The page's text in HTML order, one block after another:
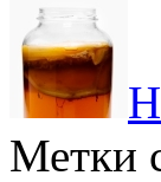
Метки